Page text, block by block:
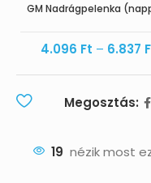
GM Nadrágpelenka
4.096 Ft – 6.837
Megosztás:
19 nézik most